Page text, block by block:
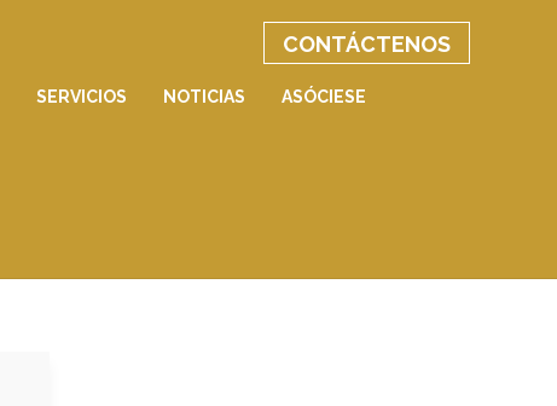
SERVICIOS NOTICIAS ASÓCIESE
CONTÁCTENOS